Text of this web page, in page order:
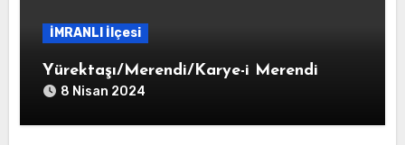
İMRANLI İlçesi
Yürektaşı/Merendi/Karye-i Merendi
8 Nisan 2024